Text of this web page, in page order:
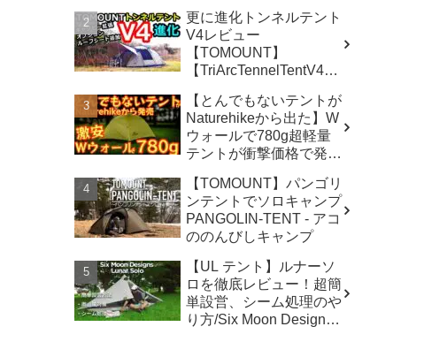
な気分
更に進化トンネルテント
V4レビュー
【TOMOUNT】
【TriArcTennelTentV4】
カ】
【とんでもないテントが
Naturehikeから出た】W
ウォールで780g超軽量
テントが衝撃価格で発売
解説の保存版【ULギ
ア】【キャンプ道具】
【アウトドア】#855 -
Hurricane Camp / ハリケ
ーンキャンプ
【TOMOUNT】パンゴリ
ンテントでソロキャンプ
PANGOLIN-TENT - アコ
ののんびしキャンプ
【UL テント】ルナーソ
ロを徹底レビュー！超簡
単設営、シーム処理のや
り方/Six Moon Designs